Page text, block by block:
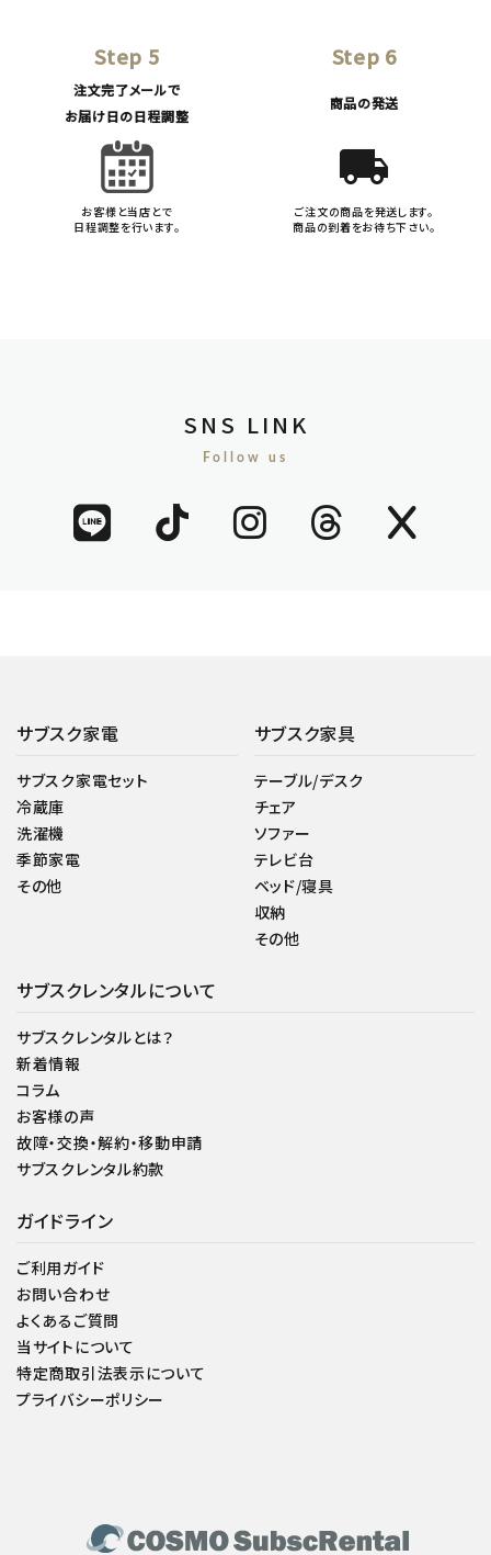
Step 5
注文完了メールで
お届け日の日程調整
お客様と当店とで
日程調整を行います。
Step 6
商品の発送
local_shipping
ご注文の商品を発送します。
商品の到着をお待ち下さい。
SNS LINK
Follow us
サブスク家電
サブスク家電セット
冷蔵庫
洗濯機
季節家電
その他
サブスク家具
テーブル/デスク
チェア
ソファー
テレビ台
ベッド/寝具
収納
その他
サブスクレンタルについて
サブスクレンタルとは？
新着情報
コラム
お客様の声
故障・交換・解約・移動申請
サブスクレンタル約款
ガイドライン
ご利用ガイド
お問い合わせ
よくあるご質問
当サイトについて
特定商取引法表示について
プライバシーポリシー